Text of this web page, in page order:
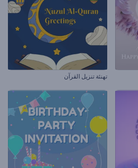
تهنئة تنزيل القرآن